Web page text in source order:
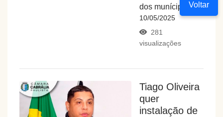
Voltar
dos munícipes...
10/05/2025
281
visualizações
Tiago Oliveira
quer
instalação de